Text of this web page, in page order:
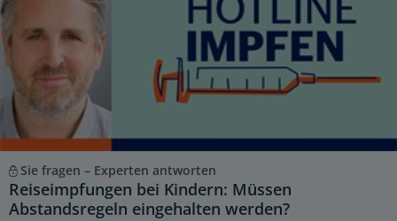
Sie fragen – Experten antworten
Reiseimpfungen bei Kindern: Müssen
Abstandsregeln eingehalten werden?